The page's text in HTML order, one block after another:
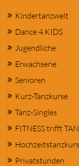
Kindertanzwelt
Dance 4 KIDS
Jugendliche
Erwachsene
Senioren
Kurz-Tanzkurse
Tanz-Singles
FITNESS trifft
Privatstunden